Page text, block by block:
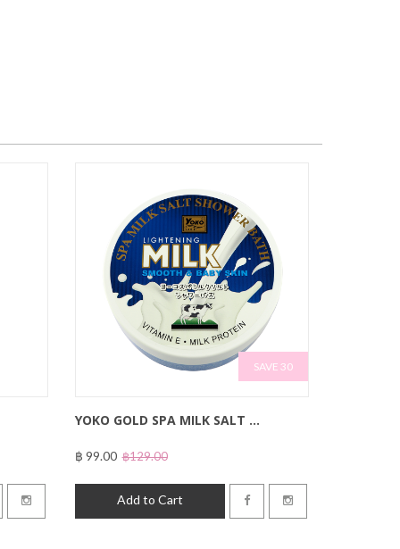
SAVE 30
YOKO GOLD SPA MILK SALT ...
฿ 99.00฿129.00
Add to Cart